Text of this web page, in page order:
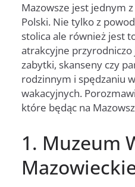
Mazowsze jest jednym
Polski. Nie tylko z
stolica ale również jest
atrakcyjne
zabytki, skanseny czy
rodzinnym i spędzaniu
wakacyjnych.
które będąc na
1. Muzeum